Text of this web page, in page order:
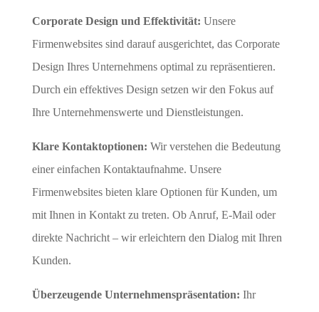
Corporate Design und Effektivität: Unsere
Firmenwebsites sind darauf ausgerichtet, das Corporate
Design Ihres Unternehmens optimal zu repräsentieren.
Durch ein effektives Design setzen wir den Fokus auf
Ihre Unternehmenswerte und Dienstleistungen.
Klare Kontaktoptionen: Wir verstehen die Bedeutung
einer einfachen Kontaktaufnahme. Unsere
Firmenwebsites bieten klare Optionen für Kunden, um
mit Ihnen in Kontakt zu treten. Ob Anruf, E-Mail oder
direkte Nachricht – wir erleichtern den Dialog mit Ihren
Kunden.
Überzeugende Unternehmenspräsentation: Ihr